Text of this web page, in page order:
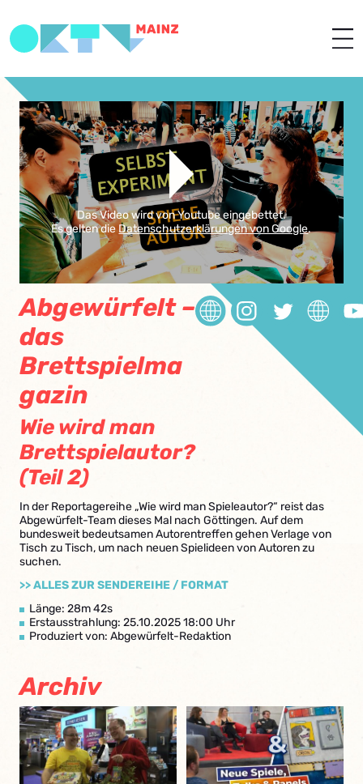
Das Video wird von Youtube eingebettet.
Es gelten die Datenschutzerklärungen von Google.
Abgewürfelt –
das
Brettspielma
gazin
Wie wird man
Brettspielautor?
(Teil 2)
In der Reportagereihe „Wie wird man Spieleautor?“ reist das
Abgewürfelt-Team dieses Mal nach Göttingen. Auf dem
bundesweit bedeutsamen Autorentreffen gehen Verlage von
Tisch zu Tisch, um nach neuen Spielideen von Autoren zu
suchen.
>> ALLES ZUR SENDEREIHE / FORMAT
Länge: 28m 42s
Erstausstrahlung: 25.10.2025 18:00 Uhr
Produziert von: Abgewürfelt-Redaktion
Archiv